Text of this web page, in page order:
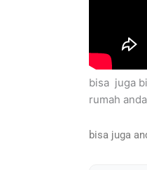
bisa juga
rumah
bisa juga